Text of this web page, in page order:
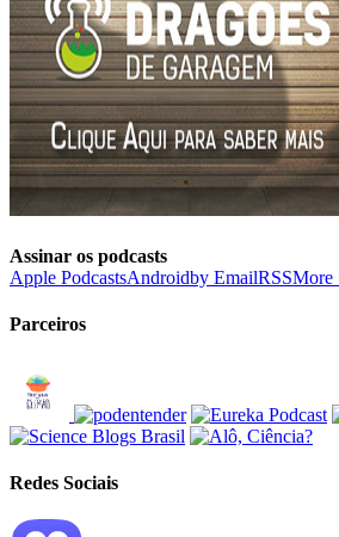
Assinar os podcasts
Apple PodcastsAndroidby EmailRSSMore
Parceiros
Redes Sociais